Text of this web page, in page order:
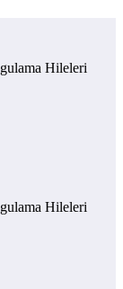
Hileleri
Hileleri